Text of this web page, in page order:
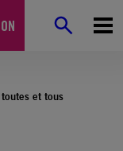
et tous